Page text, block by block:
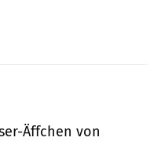
Äffchen von